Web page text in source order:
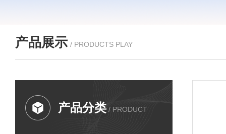
产品展示 / PRODUCTS PLAY
产品分类 / PRODUCT